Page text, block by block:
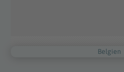
Belgien